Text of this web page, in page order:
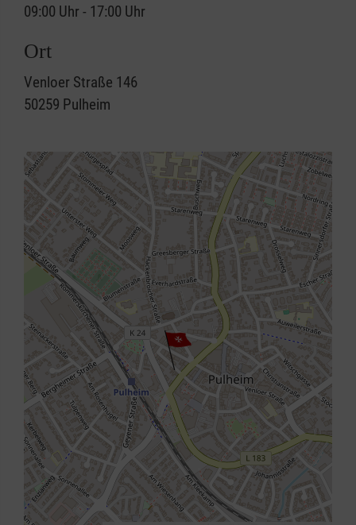
09:00 Uhr - 17:00 Uhr
Ort
Venloer Straße 146
50259 Pulheim